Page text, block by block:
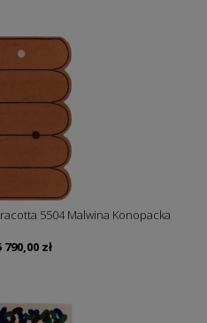
5504 Malwina Konopacka
790,00 zł